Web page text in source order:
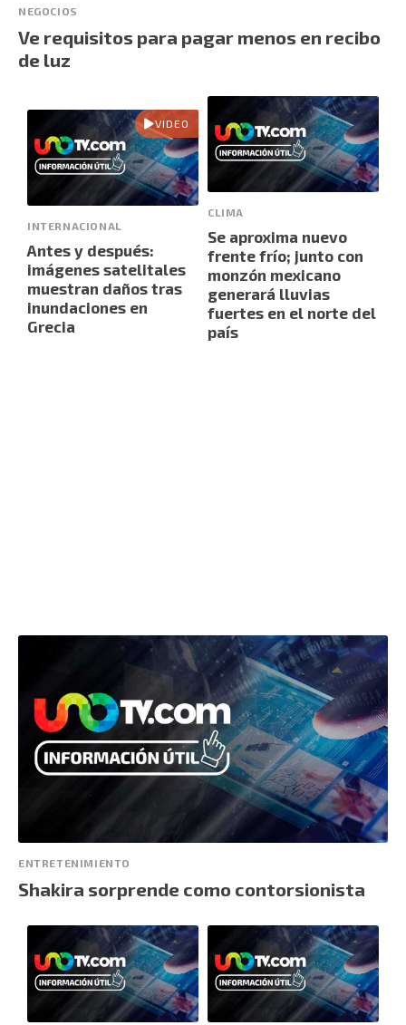
NEGOCIOS
Ve requisitos para pagar menos en recibo
de luz
VIDEO
INTERNACIONAL
Antes y después:
imágenes satelitales
muestran daños tras
inundaciones en
Grecia
CLIMA
Se aproxima nuevo
frente frío; junto con
monzón mexicano
generará lluvias
fuertes en el norte del
país
ENTRETENIMIENTO
Shakira sorprende como contorsionista